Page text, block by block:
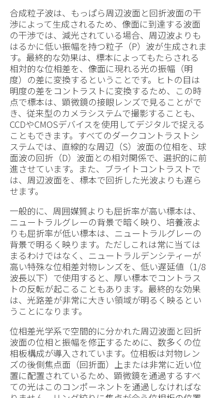
合成粒子波は、もっぱら周辺波面と回折波面の干
渉によって生成されるため、像面に到達する波面
の干渉では、減光されている場合、周辺波よりも
はるかに低い振幅を持つ粒子（P）波が生成されま
す。最終的な効果は、標本によってもたらされる
相対的な位相差を、像面に現れる光の振幅（明
度）の差に変換するということです。ヒトの目は
明度の差をコントラストに変換するため、この時
点で標本は、顕微鏡の接眼レンズで見ることがで
き、従来型のカメラシステムで撮影することも、
CCDやCMOSデバイスを使用してデジタルで捉える
こともできます。すべてのダークコントラストシ
ステムでは、直線的な周辺（S）波面の位相を、球
面波の回折（D）波面との相対関係で、選択的に前
進させています。また、ブライトコントラストで
は、周辺波面を、標本で回折した光波よりも遅ら
せます。
一般的に、周囲媒質よりも屈折率が高い標本は、
ニュートラルグレーの背景で暗く映り、培養液よ
りも屈折率が低い標本は、ニュートラルグレーの
背景で明るく映ります。ただしこれは常に当ては
まるわけではなく、ニュートラルデンシティーが
高い特殊な位相差対物レンズを、低い遅延値（1/8
波長以下）で使用すると、厚い標本でコントラス
トの反転が起こることもあります。最終的な効果
は、光路差が非常に大きい領域が明るく映るとい
うことになります。
位相差光学系で空間的に分かれた周辺波面と回折
波面の位相と振幅を修正するために、数多くの位
相板構成が導入されています。位相板は対物レン
ズの後側焦点面（回折面）上または非常に近い位
置に配置されているため、顕微鏡を通過するすべ
ての光はこのコンポーネントを通過しなければな